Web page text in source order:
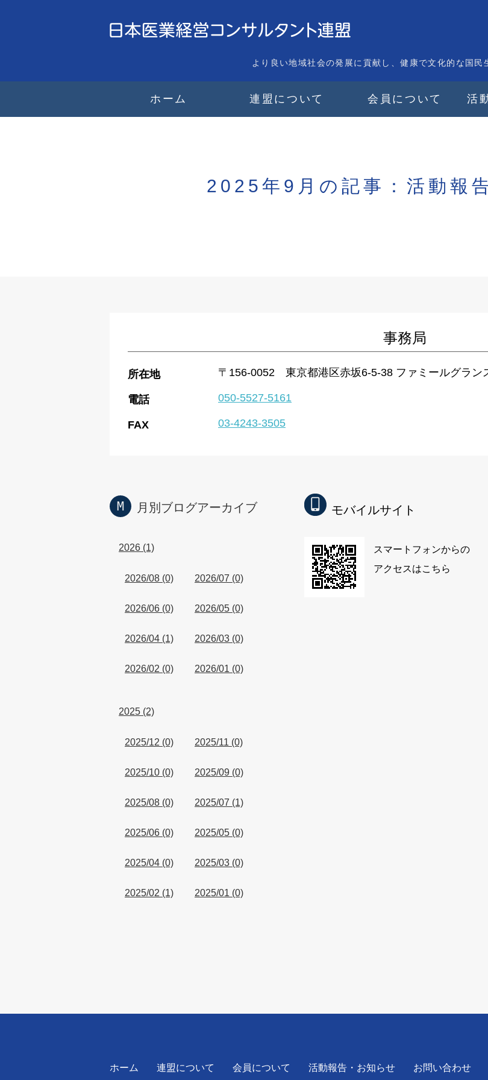
より良い地域社会の発展に貢献し、健康で文化的な国民
ホーム 連盟について 会員について 活
2025年9月の記事：活動報
事務局
所在地 〒156-0052 東京都港区赤坂6-5-38 ファミールグラン
電話 050-5527-5161
FAX 03-4243-3505
月別ブログアーカイブ
2026 (1)
2026/08 (0) 2026/07 (0)
2026/06 (0) 2026/05 (0)
2026/04 (1) 2026/03 (0)
2026/02 (0) 2026/01 (0)
2025 (2)
2025/12 (0) 2025/11 (0)
2025/10 (0) 2025/09 (0)
2025/08 (0) 2025/07 (1)
2025/06 (0) 2025/05 (0)
2025/04 (0) 2025/03 (0)
2025/02 (1) 2025/01 (0)
モバイルサイト
スマートフォンからの
アクセスはこちら
ホーム 連盟について 会員について 活動報告・お知らせ お問い合わせ